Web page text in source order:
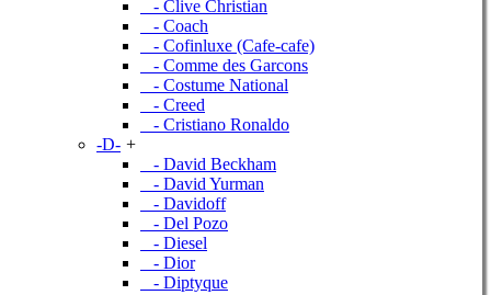
- Clive Christian
- Coach
- Cofinluxe (Cafe-cafe)
- Comme des Garcons
- Costume National
- Creed
- Cristiano Ronaldo
-D- +
- David Beckham
- David Yurman
- Davidoff
- Del Pozo
- Diesel
- Dior
- Diptyque